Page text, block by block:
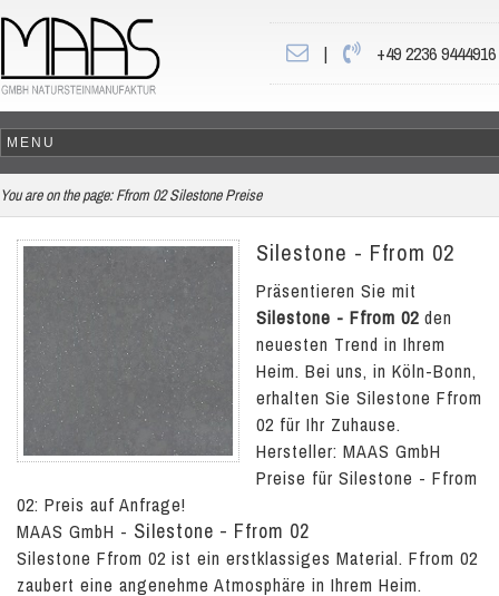
| +49 2236 9444916
You are on the page: Ffrom 02 Silestone Preise
Silestone - Ffrom 02
Präsentieren Sie mit
Silestone - Ffrom 02 den
neuesten Trend in Ihrem
Heim. Bei uns, in Köln-Bonn,
erhalten Sie Silestone Ffrom
02 für Ihr Zuhause.
Hersteller: MAAS GmbH
Preise für Silestone - Ffrom
02: Preis auf Anfrage!
MAAS GmbH - Silestone - Ffrom 02
Silestone Ffrom 02 ist ein erstklassiges Material. Ffrom 02
zaubert eine angenehme Atmosphäre in Ihrem Heim.